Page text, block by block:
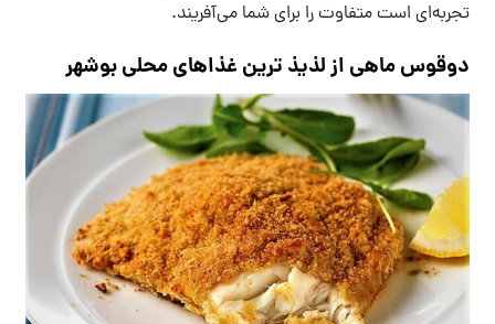
تجربه‌ای است متفاوت را برای شما می‌آفریند.
دوقوس ماهی از لذیذ ترین غذاهای محلی بوشهر